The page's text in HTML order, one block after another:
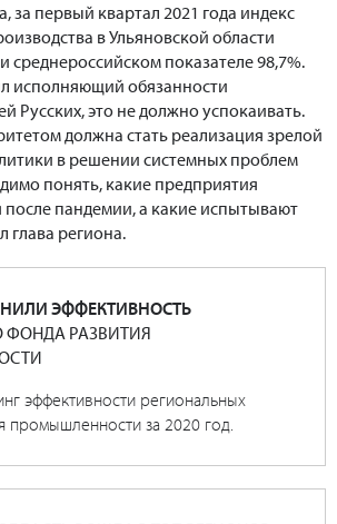
за первый квартал 2021 года индекс
в Ульяновской области
среднероссийском показателе 98,7%.
исполняющий обязанности
Русских, это не должно успокаивать.
должна стать реализация зрелой
в решении системных проблем
понять, какие предприятия
после пандемии, а какие испытывают
глава региона.
ЭФФЕКТИВНОСТЬ
ФОНДА РАЗВИТИЯ
эффективности региональных
промышленности за 2020 год.